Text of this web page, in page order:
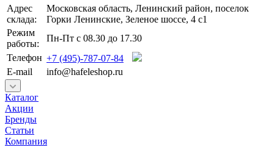
Адрес
склада:
Московская область, Ленинский район, поселок
Горки Ленинские, Зеленое шоссе, 4 с1
Режим
работы:
Пн-Пт с 08.30 до 17.30
Телефон +7 (495)-787-07-84
E-mail
info@hafeleshop.ru
Каталог
Акции
Бренды
Статьи
Компания